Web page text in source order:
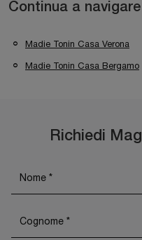
Continua a navigare
Madie Tonin Casa Verona
Madie Tonin Casa Bergamo
Richiedi